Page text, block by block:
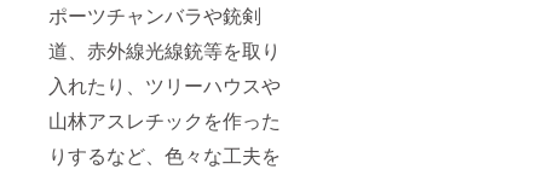
ポーツチャンバラや銃剣
道、赤外線光線銃等を取り
入れたり、ツリーハウスや
山林アスレチックを作った
りするなど、色々な工夫を